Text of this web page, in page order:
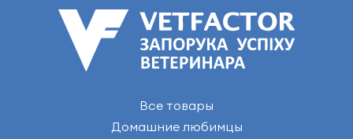
Все товары
Домашние любимцы